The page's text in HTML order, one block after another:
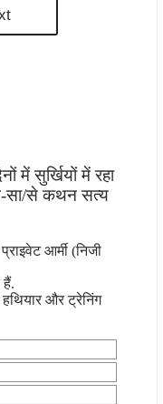
में सुर्खियों में रहा
सा/से कथन सत्य
आर्मी (निजी
हैं.
और ट्रेनिंग